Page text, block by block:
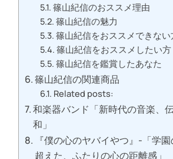
篠山紀信のおススメ理由
篠山紀信の魅力
篠山紀信をおススメできない
篠山紀信をおススメしたい方
篠山紀信を鑑賞したあなた
篠山紀信の関連商品
Related posts:
和楽器バンド「新時代の音楽、
和」
『僕の心のヤバイやつ』-「学
超えた、ふたりの心の距離感」